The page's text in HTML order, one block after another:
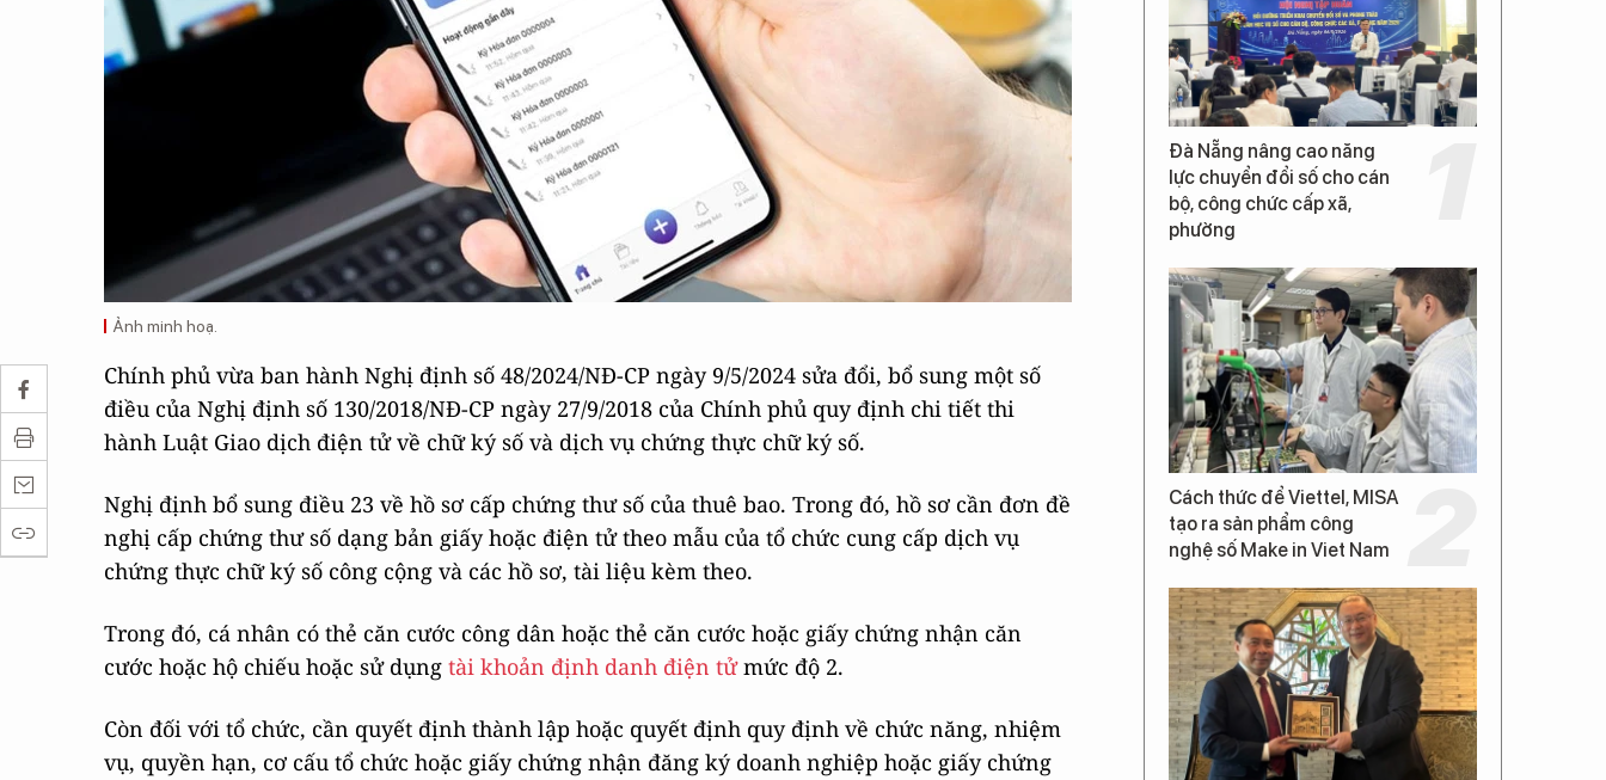
Ảnh minh hoạ.
Chính phủ vừa ban hành Nghị định số 48/2024/NĐ-CP ngày 9/5/2024 sửa đổi, bổ sung một số
điều của Nghị định số 130/2018/NĐ-CP ngày 27/9/2018 của Chính phủ quy định chi tiết thi
hành Luật Giao dịch điện tử về chữ ký số và dịch vụ chứng thực chữ ký số.
Nghị định bổ sung điều 23 về hồ sơ cấp chứng thư số của thuê bao. Trong đó, hồ sơ cần đơn đề
nghị cấp chứng thư số dạng bản giấy hoặc điện tử theo mẫu của tổ chức cung cấp dịch vụ
chứng thực chữ ký số công cộng và các hồ sơ, tài liệu kèm theo.
Trong đó, cá nhân có thẻ căn cước công dân hoặc thẻ căn cước hoặc giấy chứng nhận căn
cước hoặc hộ chiếu hoặc sử dụng tài khoản định danh điện tửmức độ 2.
Còn đối với tổ chức, cần quyết định thành lập hoặc quyết định quy định về chức năng, nhiệm
vụ, quyền hạn, cơ cấu tổ chức hoặc giấy chứng nhận đăng ký doanh nghiệp hoặc giấy chứng
Đà Nẵng nâng cao năng
lực chuyển đổi số cho cán
bộ, công chức cấp xã,
phường
Cách thức để Viettel, MISA
tạo ra sản phẩm công
nghệ số Make in Viet Nam